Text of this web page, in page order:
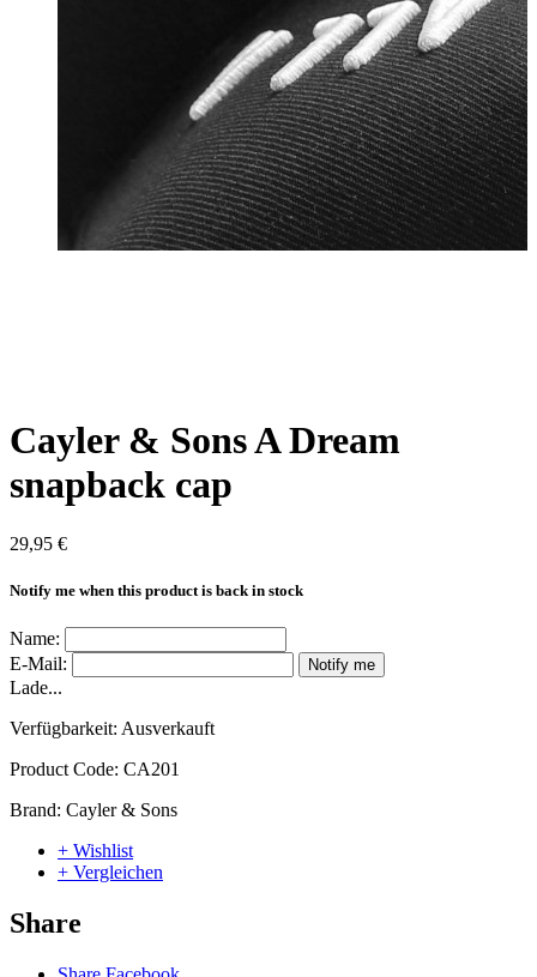
Cayler & Sons A Dream
snapback cap
29,95 €
Notify me when this product is back in stock
Name:
E-Mail:
Notify me
Lade...
Verfügbarkeit: Ausverkauft
Product Code: CA201
Brand: Cayler & Sons
+ Wishlist
+ Vergleichen
Share